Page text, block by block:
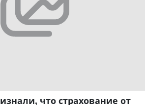
что страхование от